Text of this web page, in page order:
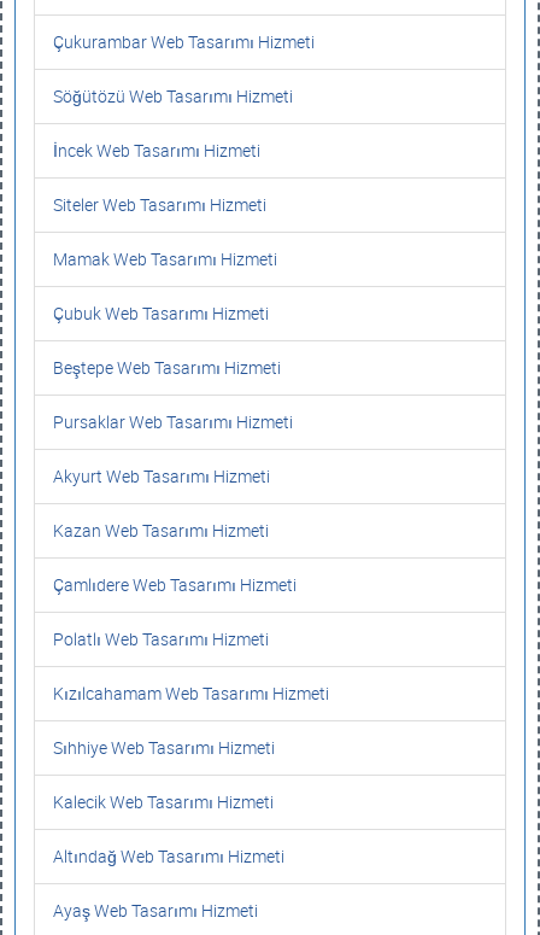
Çukurambar Web Tasarımı Hizmeti
Söğütözü Web Tasarımı Hizmeti
İncek Web Tasarımı Hizmeti
Siteler Web Tasarımı Hizmeti
Mamak Web Tasarımı Hizmeti
Çubuk Web Tasarımı Hizmeti
Beştepe Web Tasarımı Hizmeti
Pursaklar Web Tasarımı Hizmeti
Akyurt Web Tasarımı Hizmeti
Kazan Web Tasarımı Hizmeti
Çamlıdere Web Tasarımı Hizmeti
Polatlı Web Tasarımı Hizmeti
Kızılcahamam Web Tasarımı Hizmeti
Sıhhiye Web Tasarımı Hizmeti
Kalecik Web Tasarımı Hizmeti
Altındağ Web Tasarımı Hizmeti
Ayaş Web Tasarımı Hizmeti